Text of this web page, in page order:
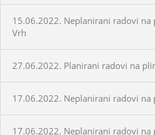
15.06.2022. Neplanirani radovi
Vrh
27.06.2022. Planirani radovi na
17.06.2022. Neplanirani radovi na
17.06.2022. Neplanirani radovi na